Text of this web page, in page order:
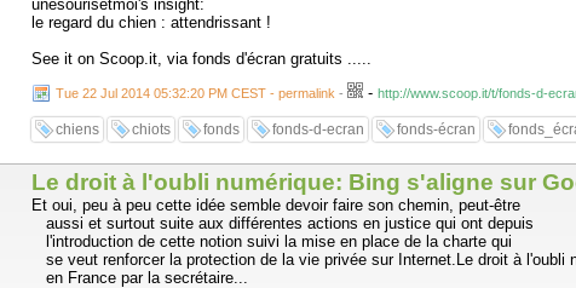
unesourisetmoi's insight:
le regard du chien : attendrissant !
See it on Scoop.it, via fonds d'écran gratuits .....
Tue 22 Jul 2014 05:32:20 PM CEST - permalink - - http://www.scoop.it/t/fonds-d-
chiens chiots fonds fonds-d-ecran fonds-écran
Le droit à l'oubli numérique: Bing s'aligne sur
Et oui, peu à peu cette idée semble devoir faire son chemin, peut-être
aussi et surtout suite aux différentes actions en justice qui ont depuis
l'introduction de cette notion suivi la mise en place de la charte qui
se veut renforcer la protection de la vie privée sur Internet.Le droit à l'oubli
en France par la secrétaire...